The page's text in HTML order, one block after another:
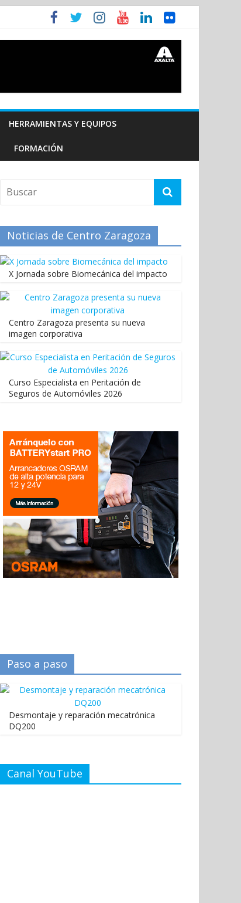
HERRAMIENTAS Y EQUIPOS
FORMACIÓN
Noticias de Centro Zaragoza
X Jornada sobre Biomecánica del impacto
Centro Zaragoza presenta su nueva
imagen corporativa
Curso Especialista en Peritación de
Seguros de Automóviles 2026
Paso a paso
Desmontaje y reparación mecatrónica
DQ200
Canal YouTube